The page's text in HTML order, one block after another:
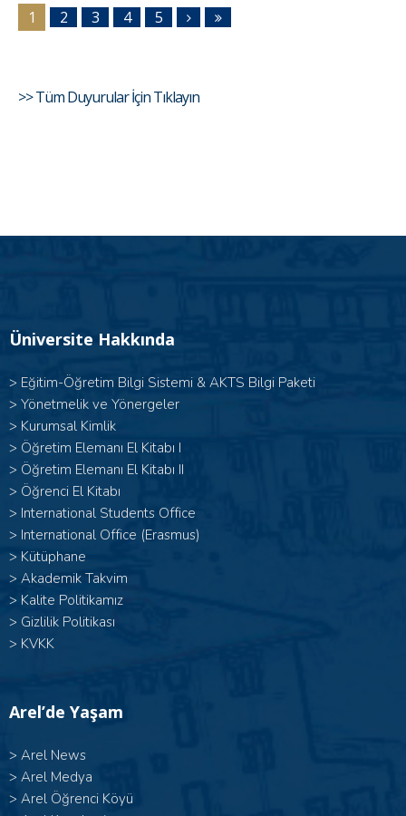
1 2 3 4 5
>> Tüm Duyurular İçin Tıklayın
Üniversite Hakkında
> Eğitim-Öğretim Bilgi Sistemi & AKTS Bilgi Paketi
> Yönetmelik ve Yönergeler
> Kurumsal Kimlik
> Öğretim Elemanı El Kitabı I
> Öğretim Elemanı El Kitabı II
> Öğrenci El Kitabı
> International Students Office
> International Office (Erasmus)
> Kütüphane
> Akademik Takvim
> Kalite Politikamız
> Gizlilik Politikası
> KVKK
Arel’de Yaşam
> Arel News
> Arel Medya
> Arel Öğrenci Köyü